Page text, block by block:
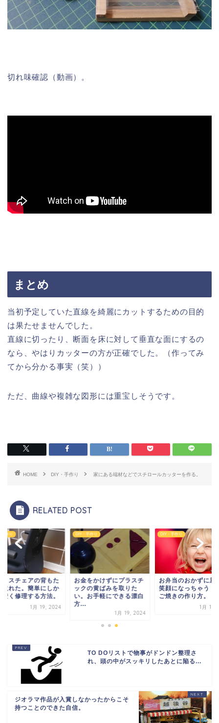
切れ味確認（動画）。
まとめ
当初予定していた直線を綺麗にカットするための目的
は果たせませんでした。
直線に切ったり、断面を床に対して垂直な面にするの
なら、やはりカッターの方が正確でした。（作ってみ
てから分かる事実（笑））
ただ、曲線や複雑な図形には重宝しそうです。
HOME DIY・手作り 家にある端材などでスチロールカッターを作る。
RELATED POST
作り
ィスチェアの背もた
取れた。簡単にしか
安く修理する方法。
1月 19, 2024
DIY・手作り
お金をかけずにプラスチ
ックの黄ばみを取りた
い。お手軽にできる漂白
方...
1月 19, 2024
DIY・手作り
お弁当のおかずに思
笑顔になっちゃう！
ご焼きの作り方。
1月 19,
TO DOリストで物事がドンドン整理さ
れ、頭の中がスッキリしたあとに陥る...
ジオラマ作品が入賞しなかったからこそ
持つことのできた自信。